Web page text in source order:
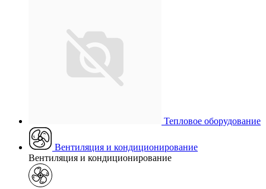
Тепловое оборудование
Вентиляция и кондиционирование
Вентиляция и кондиционирование